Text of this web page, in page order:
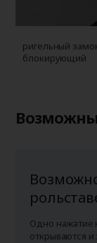
ригельный
блокирующий
Одно нажатие
открываются